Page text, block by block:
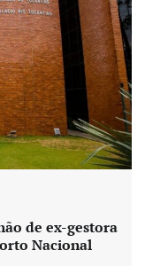
de ex-gestora
Nacional